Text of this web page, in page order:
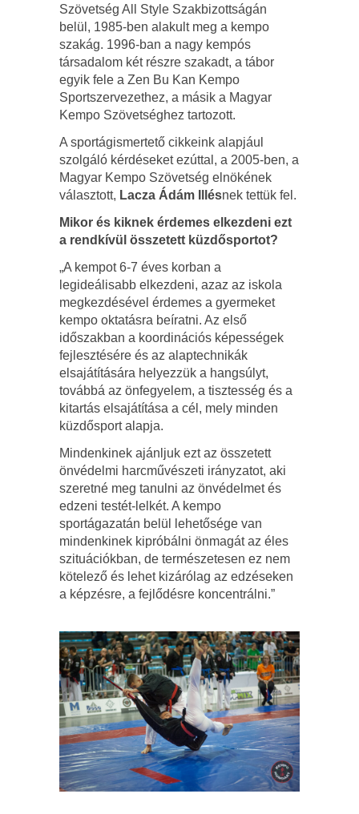
Szövetség All Style Szakbizottságán
belül, 1985-ben alakult meg a kempo
szakág. 1996-ban a nagy kempós
társadalom két részre szakadt, a tábor
egyik fele a Zen Bu Kan Kempo
Sportszervezethez, a másik a Magyar
Kempo Szövetséghez tartozott.
A sportágismertető cikkeink alapjául
szolgáló kérdéseket ezúttal, a 2005-ben, a
Magyar Kempo Szövetség elnökének
választott, Lacza Ádám Illésnek tettük fel.
Mikor és kiknek érdemes elkezdeni ezt
a rendkívül összetett küzdősportot?
„A kempot 6-7 éves korban a
legideálisabb elkezdeni, azaz az iskola
megkezdésével érdemes a gyermeket
kempo oktatásra beíratni. Az első
időszakban a koordinációs képességek
fejlesztésére és az alaptechnikák
elsajátítására helyezzük a hangsúlyt,
továbbá az önfegyelem, a tisztesség és a
kitartás elsajátítása a cél, mely minden
küzdősport alapja.
Mindenkinek ajánljuk ezt az összetett
önvédelmi harcművészeti irányzatot, aki
szeretné meg tanulni az önvédelmet és
edzeni testét-lelkét. A kempo
sportágazatán belül lehetősége van
mindenkinek kipróbálni önmagát az éles
szituációkban, de természetesen ez nem
kötelező és lehet kizárólag az edzéseken
a képzésre, a fejlődésre koncentrálni.”